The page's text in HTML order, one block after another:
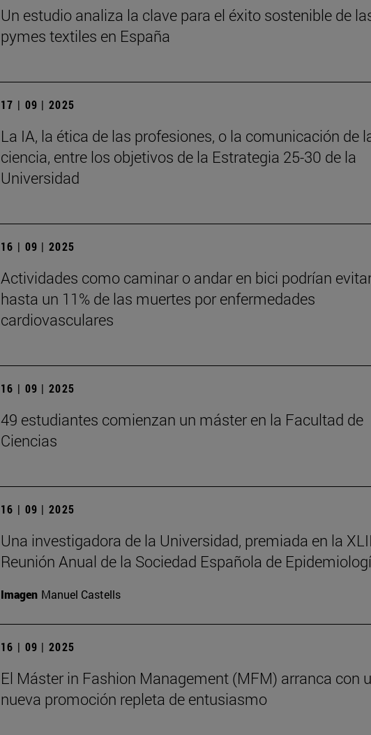
Un estudio analiza la clave para el éxito sostenible de
pymes textiles en España
17 | 09 | 2025
La IA, la ética de las profesiones, o la comunicación de
ciencia, entre los objetivos de la Estrategia 25-30 de la
Universidad
16 | 09 | 2025
Actividades como caminar o andar en bici podrían
hasta un 11% de las muertes por enfermedades
cardiovasculares
16 | 09 | 2025
49 estudiantes comienzan un máster en la Facultad de
Ciencias
16 | 09 | 2025
Una investigadora de la Universidad, premiada en la
Reunión Anual de la Sociedad Española de
Imagen Manuel Castells
16 | 09 | 2025
El Máster in Fashion Management (MFM) arranca con
nueva promoción repleta de entusiasmo